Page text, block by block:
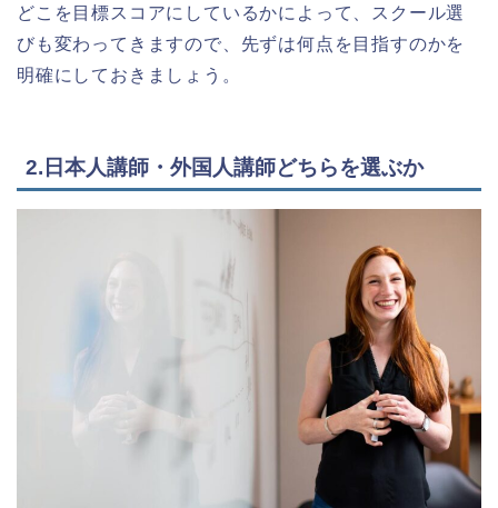
どこを目標スコアにしているかによって、スクール選
びも変わってきますので、先ずは何点を目指すのかを
明確にしておきましょう。
2.日本人講師・外国人講師どちらを選ぶか